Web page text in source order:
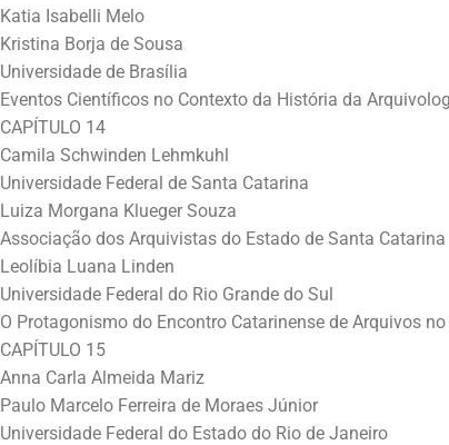
Katia Isabelli Melo
Kristina Borja de Sousa
Universidade de Brasília
Eventos Científicos no Contexto da História da
CAPÍTULO 14
Camila Schwinden Lehmkuhl
Universidade Federal de Santa Catarina
Luiza Morgana Klueger Souza
Associação dos Arquivistas do Estado de Santa Catarina
Leolíbia Luana Linden
Universidade Federal do Rio Grande do Sul
O Protagonismo do Encontro Catarinense de Arquivos
CAPÍTULO 15
Anna Carla Almeida Mariz
Paulo Marcelo Ferreira de Moraes Júnior
Universidade Federal do Estado do Rio de Janeiro